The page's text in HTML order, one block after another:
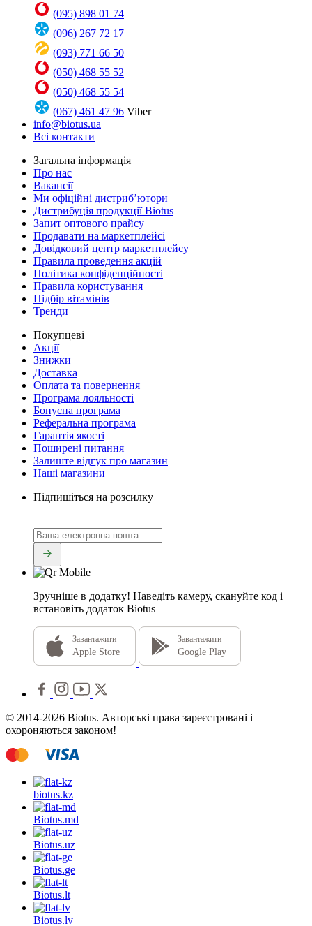
(095) 898 01 74
(096) 267 72 17
(093) 771 66 50
(050) 468 55 52
(050) 468 55 54
(067) 461 47 96 Viber
info@biotus.ua
Всі контакти
Загальна інформація
Про нас
Вакансії
Ми офіційні дистриб’ютори
Дистрибуція продукції Biotus
Запит оптового прайсу
Продавати на маркетплейсі
Довідковий центр маркетплейсу
Правила проведення акцій
Політика конфіденційності
Правила користування
Підбір вітамінів
Тренди
Покупцеві
Акції
Знижки
Доставка
Оплата та повернення
Програма лояльності
Бонусна програма
Реферальна програма
Гарантія якості
Поширені питання
Залиште відгук про магазин
Наші магазини
Підпишіться на розсилку
Зручніше в додатку! Наведіть камеру, скануйте код і
встановіть додаток Biotus
Завантажити
Apple Store
Завантажити
Google Play
© 2014-2026 Biotus. Авторські права зареєстровані і
охороняються законом!
biotus.kz
Biotus.md
Biotus.uz
Biotus.ge
Biotus.lt
Biotus.lv